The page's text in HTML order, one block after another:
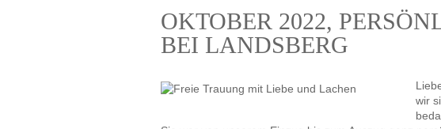
OKTOBER 2022,
BEI LANDSBERG
wir